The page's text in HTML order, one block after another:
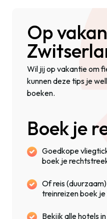
Op
Wil jij op vakantie om
kunnen deze tips je
boeken.
Boek je
Goedkope
boek je
Of reis
treinreizen boek je
Bekijk alle hotels